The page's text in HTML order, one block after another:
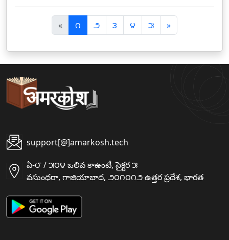
«पि
छ
ला
౧ ౨ ౩ ౪ ౫ »अ
ग
ला
support[@]amarkosh.tech
ఏ-౮ / ౫౦౪ ఒలివ కాఉంటీ, సైక్టర ౫
వసుంధరా, గాజియాబాద, ౨౦౧౦౧౨ ఉత్తర ప్రదేశ, భారత